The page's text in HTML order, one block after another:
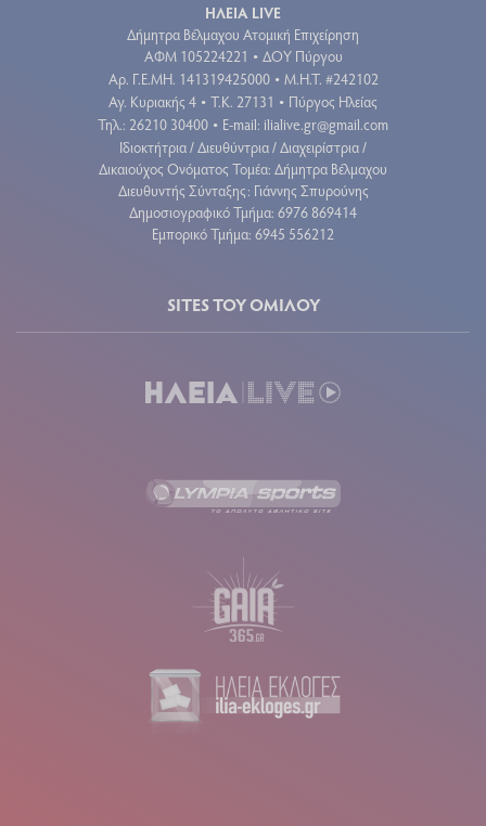
ΗΛΕΙΑ LIVE
Δήμητρα Βέλμαχου Ατομική Επιχείρηση
ΑΦΜ 105224221 • ΔΟΥ Πύργου
Aρ. Γ.Ε.ΜΗ. 141319425000 • Μ.Η.Τ. #242102
Αγ. Κυριακής 4 • Τ.Κ. 27131 • Πύργος Ηλείας
Τηλ.: 26210 30400 • E-mail: ilialive.gr@gmail.com
Ιδιοκτήτρια / Διευθύντρια / Διαχειρίστρια /
Δικαιούχος Ονόματος Τομέα: Δήμητρα Βέλμαχου
Διευθυντής Σύνταξης: Γιάννης Σπυρούνης
Δημοσιογραφικό Τμήμα: 6976 869414
Εμπορικό Τμήμα: 6945 556212
SITES ΤΟΥ ΟΜΙΛΟΥ